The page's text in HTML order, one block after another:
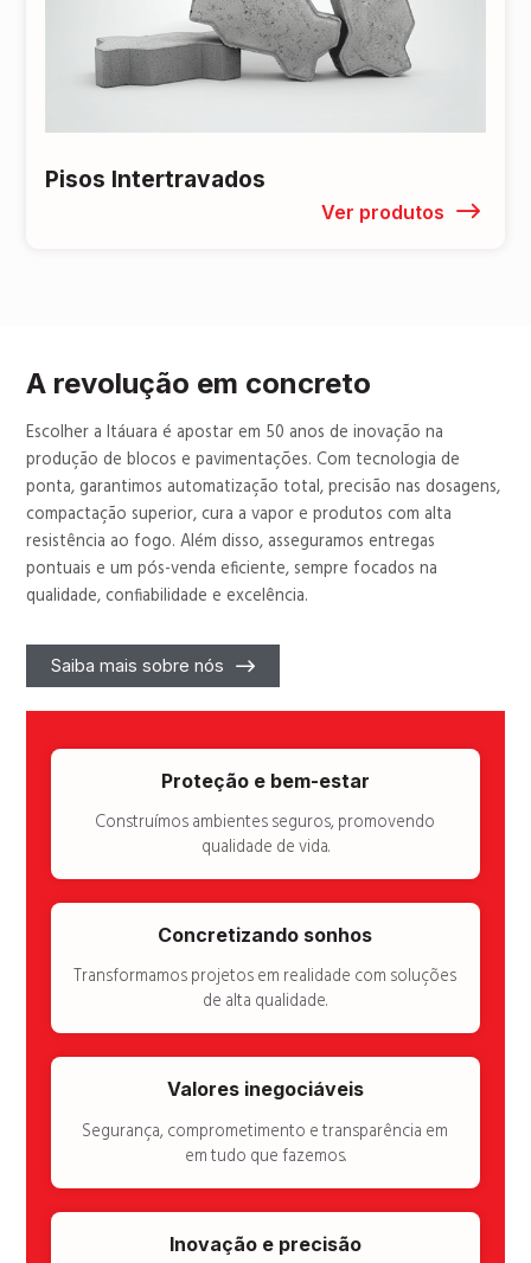
Pisos Intertravados
Ver produtos
A revolução em concreto
Escolher a Itáuara é apostar em 50 anos de inovação na
produção de blocos e pavimentações. Com tecnologia de
ponta, garantimos automatização total, precisão nas dosagens,
compactação superior, cura a vapor e produtos com alta
resistência ao fogo. Além disso, asseguramos entregas
pontuais e um pós-venda eficiente, sempre focados na
qualidade, confiabilidade e excelência.
Saiba mais sobre nós
Proteção e bem-estar
Construímos ambientes seguros, promovendo
qualidade de vida.
Concretizando sonhos
Transformamos projetos em realidade com soluções
de alta qualidade.
Valores inegociáveis
Segurança, comprometimento e transparência em
em tudo que fazemos.
Inovação e precisão